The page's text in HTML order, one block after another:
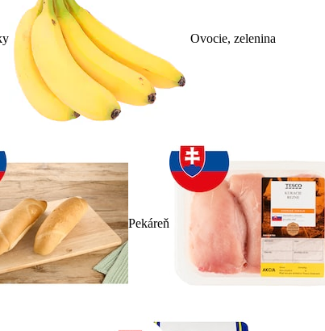
Ovocie, zelenina
Pekáreň